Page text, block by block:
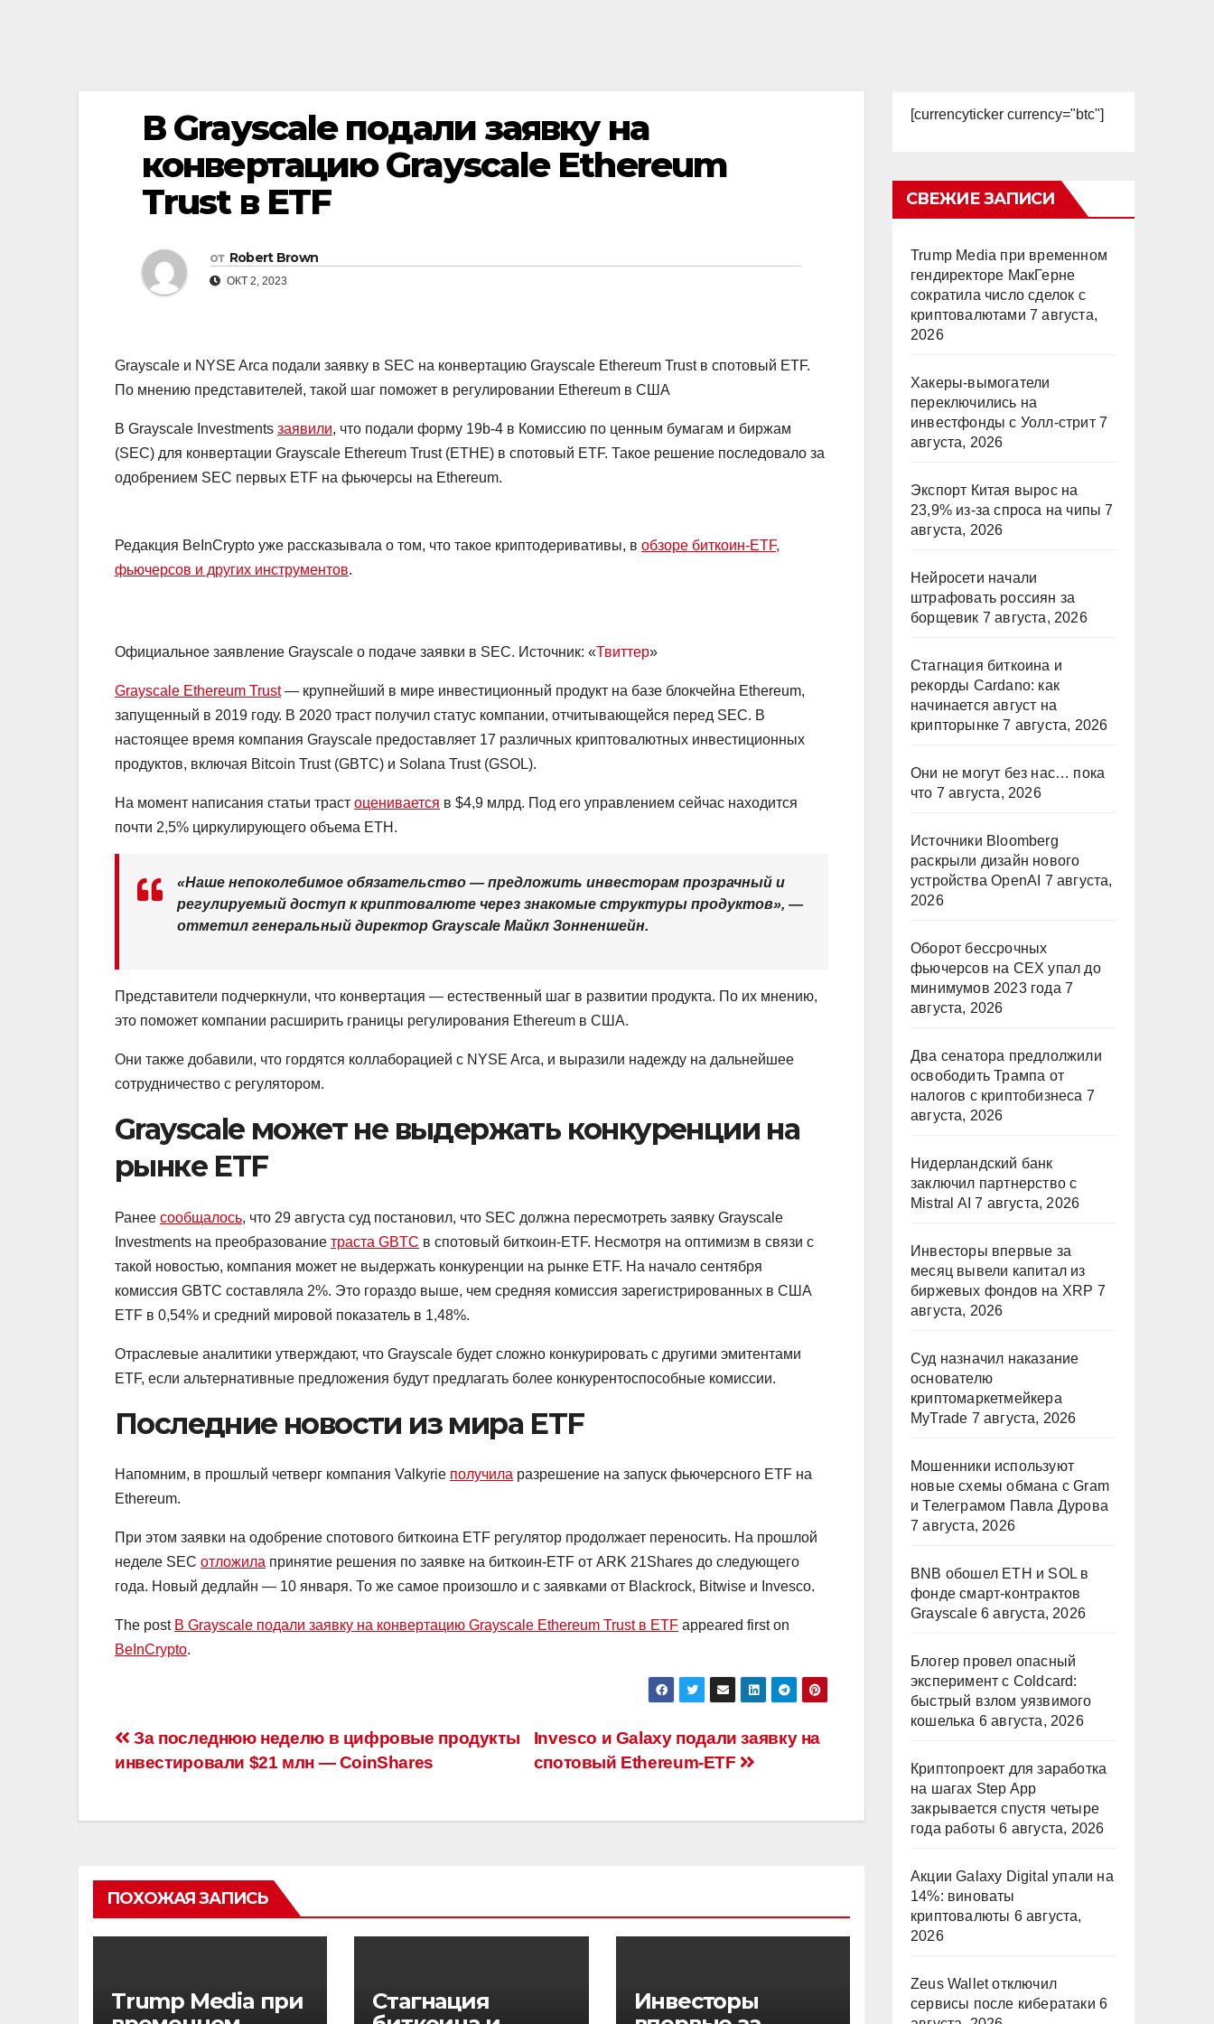
В Grayscale подали заявку на
конвертацию Grayscale Ethereum
Trust в ETF
от Robert Brown
ОКТ 2, 2023
Grayscale и NYSE Arca подали заявку в SEC на конвертацию Grayscale Ethereum Trust в спотовый ETF.
По мнению представителей, такой шаг поможет в регулировании Ethereum в США
В Grayscale Investments заявили, что подали форму 19b-4 в Комиссию по ценным бумагам и биржам
(SEC) для конвертации Grayscale Ethereum Trust (ETHE) в спотовый ETF. Такое решение последовало за
одобрением SEC первых ETF на фьючерсы на Ethereum.
Редакция BeInCrypto уже рассказывала о том, что такое криптодеривативы, в обзоре биткоин-ETF,
фьючерсов и других инструментов.
Официальное заявление Grayscale о подаче заявки в SEC. Источник: «Твиттер»
Grayscale Ethereum Trust— крупнейший в мире инвестиционный продукт на базе блокчейна Ethereum,
запущенный в 2019 году. В 2020 траст получил статус компании, отчитывающейся перед SEC. В
настоящее время компания Grayscale предоставляет 17 различных криптовалютных инвестиционных
продуктов, включая Bitcoin Trust (GBTC) и Solana Trust (GSOL).
На момент написания статьи траст оценивается в $4,9 млрд. Под его управлением сейчас находится
почти 2,5% циркулирующего объема ETH.
«Наше непоколебимое обязательство — предложить инвесторам прозрачный и
регулируемый доступ к криптовалюте через знакомые структуры продуктов», —
отметил генеральный директор Grayscale Майкл Зонненшейн.
Представители подчеркнули, что конвертация — естественный шаг в развитии продукта. По их мнению,
это поможет компании расширить границы регулирования Ethereum в США.
Они также добавили, что гордятся коллаборацией с NYSE Arca, и выразили надежду на дальнейшее
сотрудничество с регулятором.
Grayscale может не выдержать конкуренции на
рынке ETF
Ранее сообщалось, что 29 августа суд постановил, что SEC должна пересмотреть заявку Grayscale
Investments на преобразование траста GBTC в спотовый биткоин-ETF. Несмотря на оптимизм в связи с
такой новостью, компания может не выдержать конкуренции на рынке ETF. На начало сентября
комиссия GBTC составляла 2%. Это гораздо выше, чем средняя комиссия зарегистрированных в США
ETF в 0,54% и средний мировой показатель в 1,48%.
Отраслевые аналитики утверждают, что Grayscale будет сложно конкурировать с другими эмитентами
ETF, если альтернативные предложения будут предлагать более конкурентоспособные комиссии.
Последние новости из мира ETF
Напомним, в прошлый четверг компания Valkyrie получила разрешение на запуск фьючерсного ETF на
Ethereum.
При этом заявки на одобрение спотового биткоина ETF регулятор продолжает переносить. На прошлой
неделе SEC отложила принятие решения по заявке на биткоин-ETF от ARK 21Shares до следующего
года. Новый дедлайн — 10 января. То же самое произошло и с заявками от Blackrock, Bitwise и Invesco.
The post В Grayscale подали заявку на конвертацию Grayscale Ethereum Trust в ETF appeared first on
BeInCrypto.
Навигация
записям
Invesco и Galaxy подали заявку на
спотовый Ethereum-ETF
За последнюю неделю в цифровые продукты
инвестировали $21 млн — CoinShares
ПОХОЖАЯ ЗАПИСЬ
Trump Media при
Стагнация
Инвесторы
[currencyticker currency="btc"]
СВЕЖИЕ ЗАПИСИ
Trump Media при временном
гендиректоре МакГерне
сократила число сделок с
криптовалютами 7 августа,
2026
Хакеры-вымогатели
переключились на
инвестфонды с Уолл-стрит 7
августа, 2026
Экспорт Китая вырос на
23,9% из-за спроса на чипы 7
августа, 2026
Нейросети начали
штрафовать россиян за
борщевик 7 августа, 2026
Стагнация биткоина и
рекорды Cardano: как
начинается август на
крипторынке 7 августа, 2026
Они не могут без нас… пока
что 7 августа, 2026
Источники Bloomberg
раскрыли дизайн нового
устройства OpenAI 7 августа,
2026
Оборот бессрочных
фьючерсов на CEX упал до
минимумов 2023 года 7
августа, 2026
Два сенатора предлолжили
освободить Трампа от
налогов с криптобизнеса 7
августа, 2026
Нидерландский банк
заключил партнерство с
Mistral AI 7 августа, 2026
Инвесторы впервые за
месяц вывели капитал из
биржевых фондов на XRP 7
августа, 2026
Суд назначил наказание
основателю
криптомаркетмейкера
MyTrade 7 августа, 2026
Мошенники используют
новые схемы обмана с Gram
и Телеграмом Павла Дурова
7 августа, 2026
BNB обошел ETH и SOL в
фонде смарт-контрактов
Grayscale 6 августа, 2026
Блогер провел опасный
эксперимент с Coldcard:
быстрый взлом уязвимого
кошелька 6 августа, 2026
Криптопроект для заработка
на шагах Step App
закрывается спустя четыре
года работы 6 августа, 2026
Акции Galaxy Digital упали на
14%: виноваты
криптовалюты 6 августа,
2026
Zeus Wallet отключил
сервисы после кибератаки 6